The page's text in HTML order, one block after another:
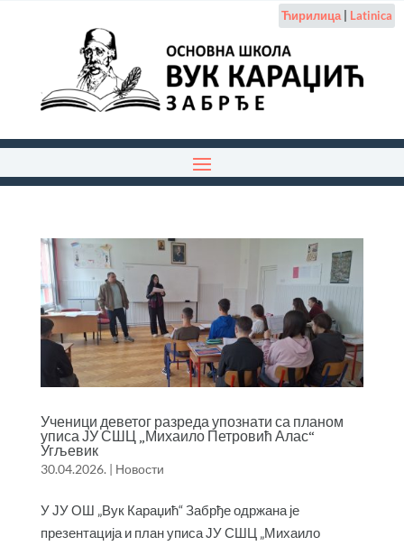
Ћирилица| Latinica
Ученици деветог разреда упознати са планом
уписа ЈУ СШЦ „Михаило Петровић Алас“
Угљевик
30.04.2026. | Новости
У ЈУ ОШ „Вук Караџић“ Забрђе одржана је
презентација и план уписа ЈУ СШЦ „Михаило